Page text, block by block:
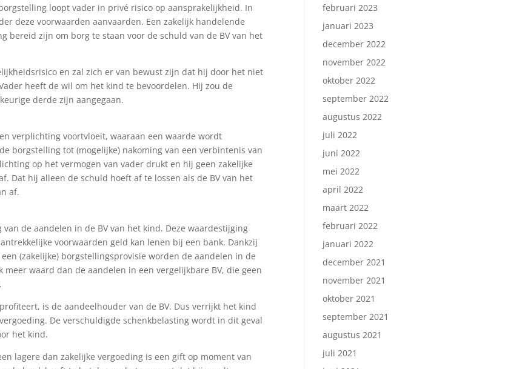
loopt vader in privé risico op aansprakelijkheid. In
deze voorwaarden aanvaarden. Een zakelijk handelende
bereid zijn om borg te staan voor de schuld van de BV van het
en zal zich er van bewust zijn dat hij door het niet
heeft de wil om het kind te bevoordelen. Hij zou de
derde zijn aangegaan.
verplichting voortvloeit, waaraan een waarde wordt
borgstelling tot (mogelijke) nakoming van een verbintenis van
op het vermogen van vader drukt en hij geen zakelijke
Dat hij alleen de schuld hoeft af te lossen als de BV van het
af.
de aandelen in de BV van het kind. Deze waardestijging
voorwaarden geld kan lenen bij een bank. Dankzij
(zakelijke) borgstellingsprovisie worden de aandelen in de
meer waard dan de aandelen in een vergelijkbare BV, die geen
is de aandeelhouder van de BV. Dus verrijkt het kind
De verschuldigde schenkbelasting wordt in dit geval
het kind.
lagere dan zakelijke vergoeding is een gift op moment van
februari 2023
januari 2023
december 2022
november 2022
oktober 2022
september 2022
augustus 2022
juli 2022
juni 2022
mei 2022
april 2022
maart 2022
februari 2022
januari 2022
december 2021
november 2021
oktober 2021
september 2021
augustus 2021
juli 2021